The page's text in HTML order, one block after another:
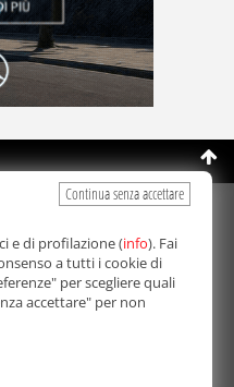
2026
07064240828
tutti i contenuti, in qualunque
è proibita.
registrata. Autorizzazione del
32 del 21/10/2003
Continua senza accettare
e di profilazione (info). Fai
a tutti i cookie di
per scegliere quali
accettare" per non